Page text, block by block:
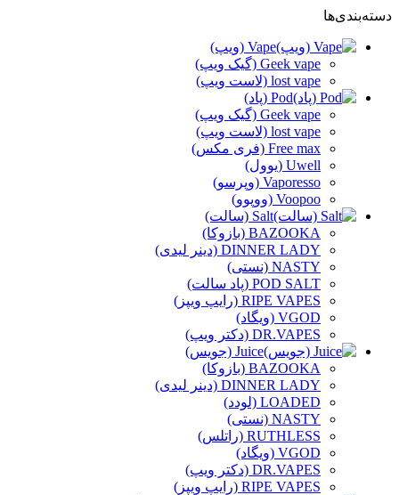
دسته‌بندی‌ها
Vape (ویپ)
Geek vape (گیک ویپ)
lost vape (لاست ویپ)
Pod (پاد)
Geek vape (گیک ویپ)
lost vape (لاست ویپ)
Free max (فری مکس)
Uwell (یوول)
Vaporesso (وپرسو)
Voopoo (ووپوو)
Salt (سالت)
BAZOOKA (بازوکا)
DINNER LADY (دینر لیدی)
NASTY (نستی)
POD SALT (پاد سالت)
RIPE VAPES (رایپ ویپز)
VGOD (ویگاد)
DR.VAPES (دکتر ویپ)
Juice (جویس)
BAZOOKA (بازوکا)
DINNER LADY (دینر لیدی)
LOADED (لودد)
NASTY (نستی)
RUTHLESS (راتلس)
VGOD (ویگاد)
DR.VAPES (دکتر ویپ)
RIPE VAPES (رایپ ویپز)